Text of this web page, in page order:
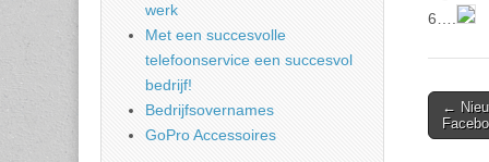
6….
Post
←
werk
Met een succesvolle
telefoonservice een succesvol
bedrijf!
Bedrijfsovernames
GoPro Accessoires